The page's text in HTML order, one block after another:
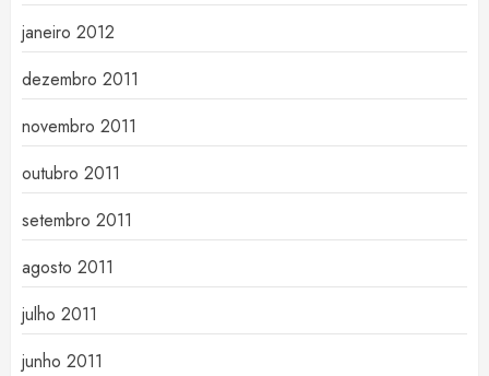
janeiro 2012
dezembro 2011
novembro 2011
outubro 2011
setembro 2011
agosto 2011
julho 2011
junho 2011